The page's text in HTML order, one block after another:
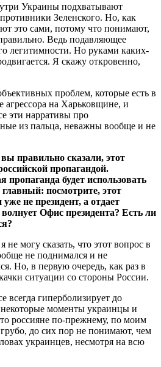
Украины подхватывают
Зеленского. Но, как
это сами, потому что понимают,
Ведь подавляющее
легитимности. Но руками каких-
Я скажу откровенно,
проблем, которые есть в
на Харьковщине, и
эти нарративы про
из пальца, неважны вообще и не
правильно сказали, этот
пропагандой.
пропаганда будет использовать
посмотрите, этот
не президент, а отдает
Офис президента? Есть ли
могу сказать, что этот вопрос в
не поднимался и не
Но, в первую очередь, как раз в
ситуации со стороны России.
всегда гиперболизирует до
некоторые моменты украинцы и
россияне по-прежнему, по моим
до сих пор не понимают, чем
украинцев, несмотря на всю